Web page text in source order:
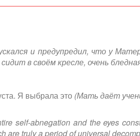
и предупредил, что у
в своём кресле, очень
Я выбрала это (Мать даёт
self-abnegation and the eyes
are truly a period of universal